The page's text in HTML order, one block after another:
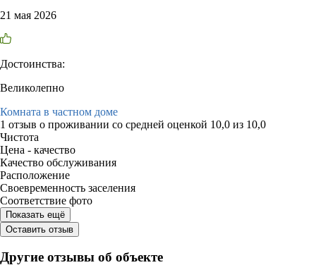
21 мая 2026
Достоинства:
Великолепно
Комната в частном доме
1 отзыв о проживании со средней оценкой 10,0 из 10,0
Чистота
Цена - качество
Качество обслуживания
Расположение
Своевременность заселения
Соответствие фото
Показать ещё
Оставить отзыв
Другие отзывы об объекте